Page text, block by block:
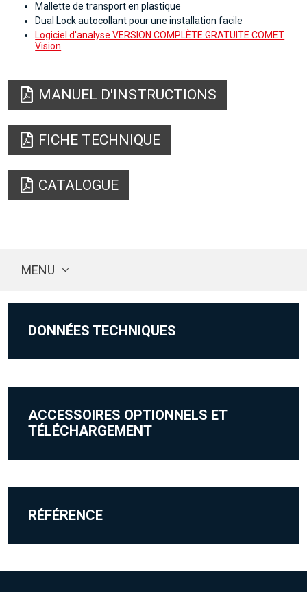
Mallette de transport en plastique
Dual Lock autocollant pour une installation facile
Logiciel d'analyse VERSION COMPLÈTE GRATUITE COMET
Vision
MANUEL D'INSTRUCTIONS
FICHE TECHNIQUE
CATALOGUE
MENU
DONNÉES TECHNIQUES
ACCESSOIRES OPTIONNELS ET
TÉLÉCHARGEMENT
RÉFÉRENCE